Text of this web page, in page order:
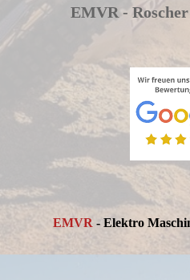
EMVR -
EMVR - Elektro